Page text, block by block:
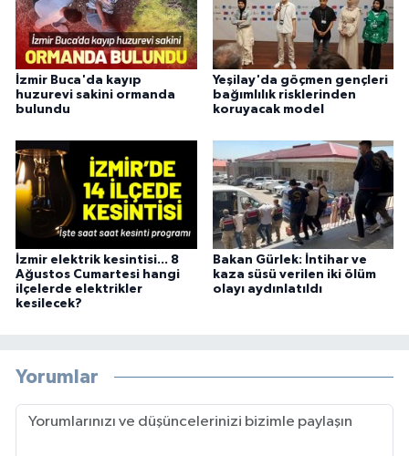
İzmir Buca'da kayıp
huzurevi sakini ormanda
bulundu
Yeşilay'da göçmen gençleri
bağımlılık risklerinden
koruyacak model
İzmir elektrik kesintisi... 8
Ağustos Cumartesi hangi
ilçelerde elektrikler
kesilecek?
Bakan Gürlek: İntihar ve
kaza süsü verilen iki ölüm
olayı aydınlatıldı
Yorumlar